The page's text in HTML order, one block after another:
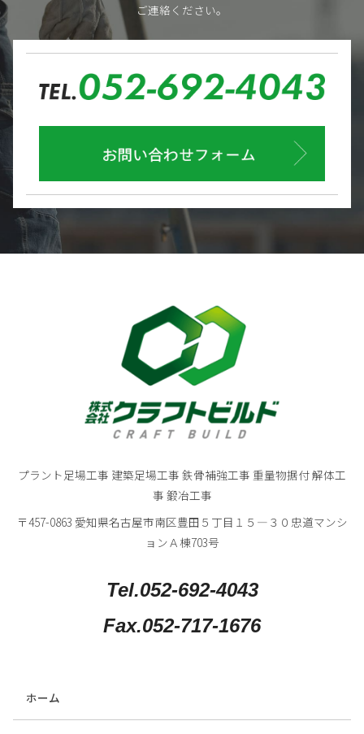
ご連絡ください。
プラント足場工事 建築足場工事 鉄骨補強工事 重量物据付 解体工
事 鍛冶工事
〒457-0863 愛知県名古屋市南区豊田５丁目１５―３０忠道マンシ
ョンＡ棟703号
Tel.052-692-4043
Fax.052-717-1676
ホーム